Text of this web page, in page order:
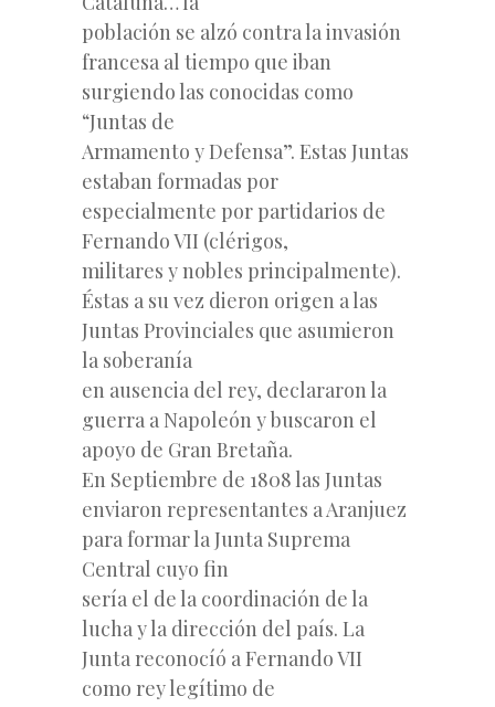
población se alzó contra la invasión
francesa al tiempo que iban
surgiendo las conocidas como
“Juntas de
Armamento y Defensa”. Estas Juntas
estaban formadas por
especialmente por partidarios de
Fernando VII (clérigos,
militares y nobles principalmente).
Éstas a su vez dieron origen a las
Juntas Provinciales que asumieron
la soberanía
en ausencia del rey, declararon la
guerra a Napoleón y buscaron el
apoyo de Gran Bretaña.
En Septiembre de 1808 las Juntas
enviaron representantes a Aranjuez
para formar la Junta Suprema
Central cuyo fin
sería el de la coordinación de la
lucha y la dirección del país. La
Junta reconocíó a Fernando VII
como rey legítimo de